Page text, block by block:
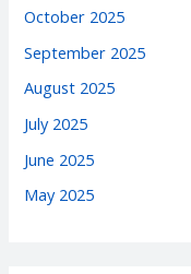
October 2025
September 2025
August 2025
July 2025
June 2025
May 2025